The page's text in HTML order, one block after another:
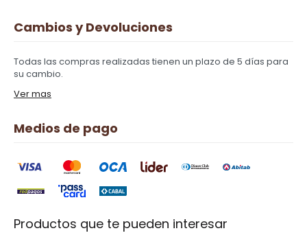
Cambios y Devoluciones
Todas las compras realizadas tienen un plazo de 5 días para
su cambio.
Ver mas
Medios de pago
Productos que te pueden interesar